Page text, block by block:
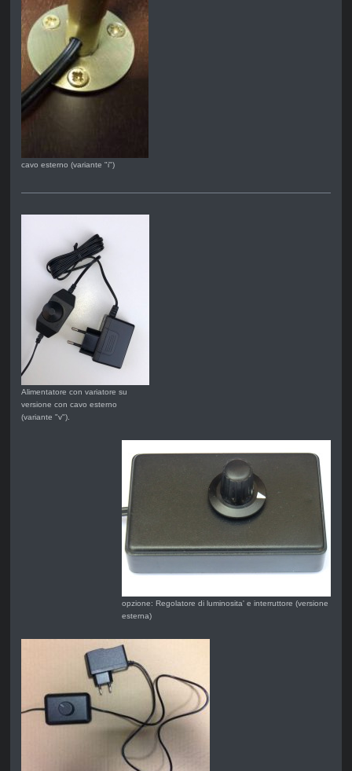
cavo esterno (variante "i")
Alimentatore con variatore su
versione con cavo esterno
(variante "v").
opzione: Regolatore di luminosita' e interruttore (versione
esterna)